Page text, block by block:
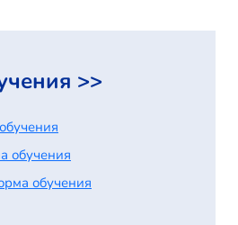
>>
обучения
обучения